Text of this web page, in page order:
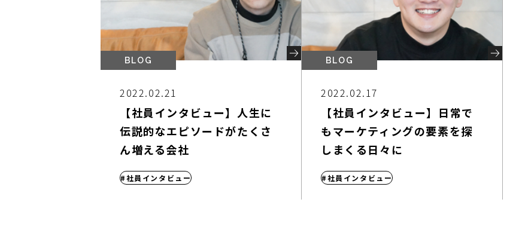
BLOG
2022.02.21
【社員インタビュー】人生に
伝説的なエピソードがたくさ
ん増える会社
#社員インタビュー
BLOG
2022.02.17
【社員インタビュー】日常で
もマーケティングの要素を探
しまくる日々に
#社員インタビュー